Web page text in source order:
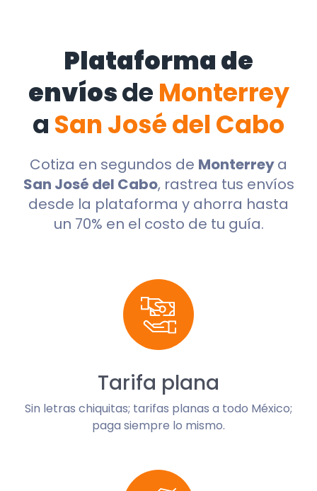
Plataforma de
envíosde Monterrey
a San José del Cabo
Cotiza en segundos de Monterreya
San José del Cabo, rastrea tus envíos
desde la plataforma y ahorra hasta
un 70% en el costo de tu guía.
Tarifa plana
Sin letras chiquitas; tarifas planas a todo México;
paga siempre lo mismo.